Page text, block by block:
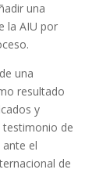
una
la AIU por
una
resultado
y
testimonio de
el
de